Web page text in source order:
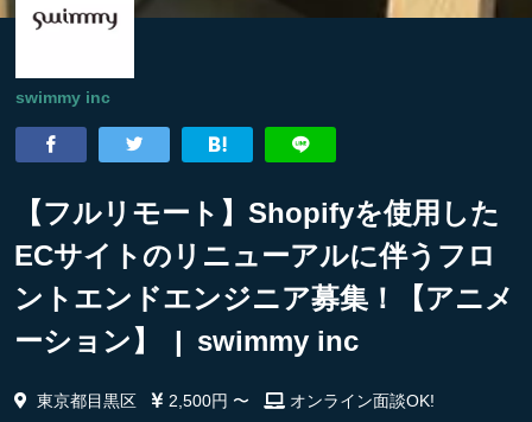
swimmy inc
【フルリモート】Shopifyを使用した
ECサイトのリニューアルに伴うフロ
ントエンドエンジニア募集！【アニメ
ーション】 | swimmy inc
東京都目黒区 2,500円 〜 オンライン面談OK!